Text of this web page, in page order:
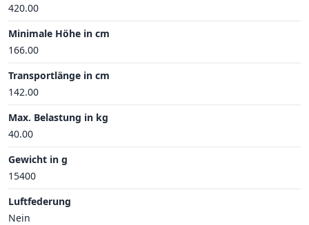
420.00
Minimale Höhe in cm
166.00
Transportlänge in cm
142.00
Max. Belastung in kg
40.00
Gewicht in g
15400
Luftfederung
Nein